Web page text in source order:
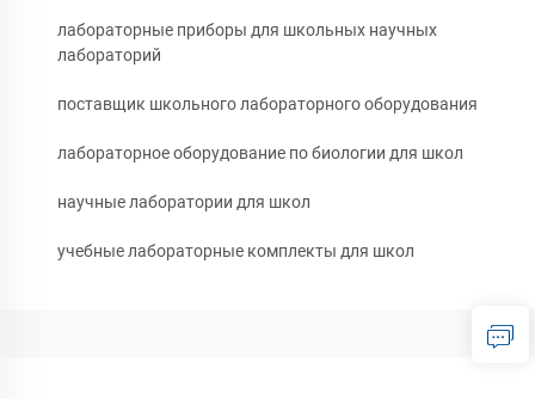
лабораторные приборы для школьных научных
лабораторий
поставщик школьного лабораторного оборудования
лабораторное оборудование по биологии для школ
научные лаборатории для школ
учебные лабораторные комплекты для школ